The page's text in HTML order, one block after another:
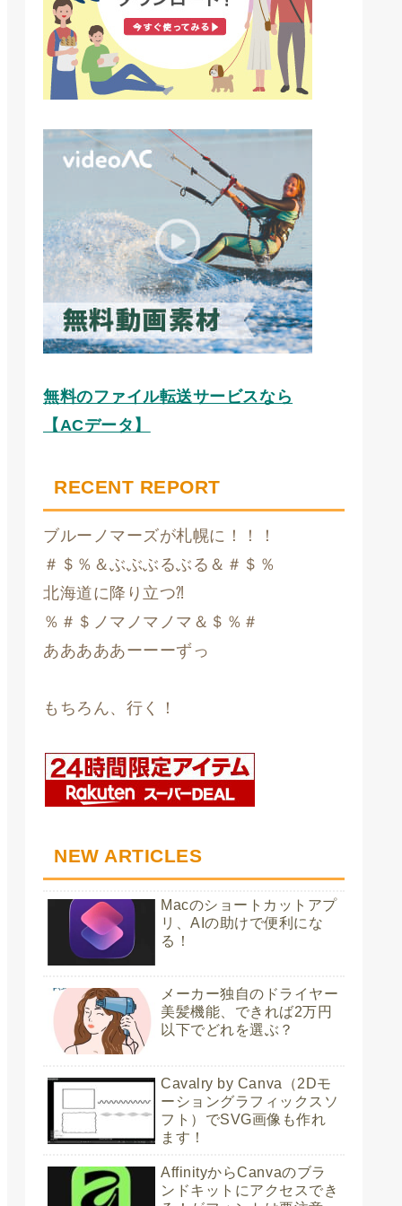
無料のファイル転送サービスなら
【ACデータ】
RECENT REPORT
ブルーノマーズが札幌に！！！
＃＄％＆ぶぶぶるぶる＆＃＄％
北海道に降り立つ⁈
％＃＄ノマノマノマ＆＄％＃
あああああーーーずっ
もちろん、行く！
NEW ARTICLES
Macのショートカットアプ
リ、AIの助けで便利にな
る！
メーカー独自のドライヤー
美髪機能、できれば2万円
以下でどれを選ぶ？
Cavalry by Canva（2Dモ
ーショングラフィックスソ
フト）でSVG画像も作れ
ます！
AffinityからCanvaのブラ
ンドキットにアクセスでき